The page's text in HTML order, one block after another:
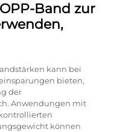
Band zur
kann bei
bieten,
der
Anwendungen mit
können